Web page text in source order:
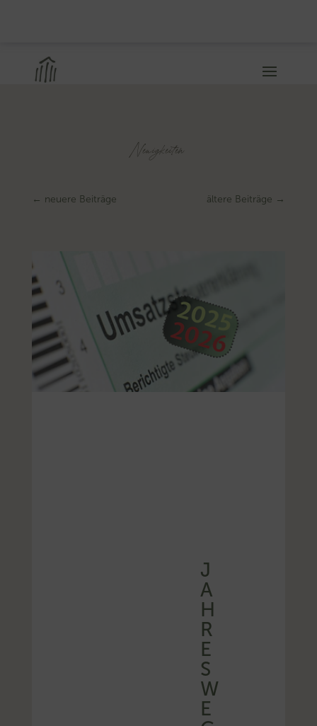
Neuigkeiten
← neuere Beiträge ältere Beiträge →
J
A
H
R
E
S
W
E